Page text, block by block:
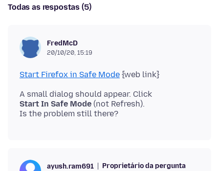
Todas as respostas (5)
FredMcD
20/10/20, 15:19
Start Firefox in Safe Mode
Start In Safe Mode (not Refresh).
ayush.ram691 Proprietário da pergunta